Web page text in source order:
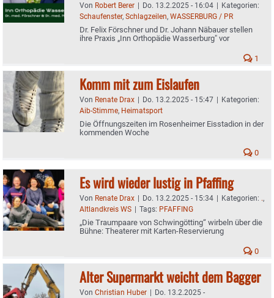
Von Robert Berer | Do. 13.2.2025 - 16:04 | Kategorien:
Schaufenster, Schlagzeilen, WASSERBURG / PR
Dr. Felix Förschner und Dr. Johann Näbauer stellen
ihre Praxis „Inn Orthopädie Wasserburg" vor
1
Komm mit zum Eislaufen
Von Renate Drax | Do. 13.2.2025 - 15:47 | Kategorien:
Aib-Stimme, Heimatsport
Die Öffnungszeiten im Rosenheimer Eisstadion in der
kommenden Woche
0
Es wird wieder lustig in Pfaffing
Von Renate Drax | Do. 13.2.2025 - 15:34 | Kategorien: .,
Altlandkreis WS | Tags: PFAFFING
„Die Traumpaare von Schwingötting“ wirbeln über die
Bühne: Theaterer mit Karten-Reservierung
0
Alter Supermarkt weicht dem Bagger
Von Christian Huber | Do. 13.2.2025 -